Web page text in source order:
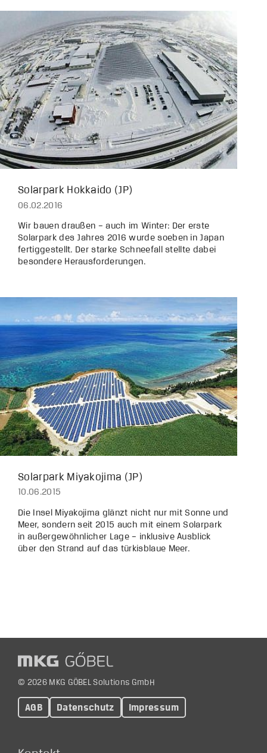
Solarpark Hokkaido (JP)
06.02.2016
Wir bauen draußen – auch im Winter: Der erste
Solarpark des Jahres 2016 wurde soeben in Japan
fertiggestellt. Der starke Schneefall stellte dabei
besondere Herausforderungen.
Solarpark Miyakojima (JP)
10.06.2015
Die Insel Miyakojima glänzt nicht nur mit Sonne und
Meer, sondern seit 2015 auch mit einem Solarpark
in außergewöhnlicher Lage – inklusive Ausblick
über den Strand auf das türkisblaue Meer.
© 2026 MKG GÖBEL Solutions GmbH
AGB Datenschutz Impressum